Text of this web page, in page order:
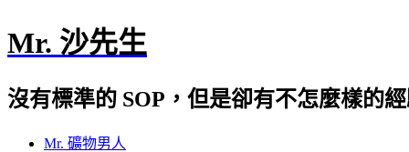
Mr. 沙先生
沒有標準的 SOP，但是卻有不怎麼樣的
Mr. 礦物男人